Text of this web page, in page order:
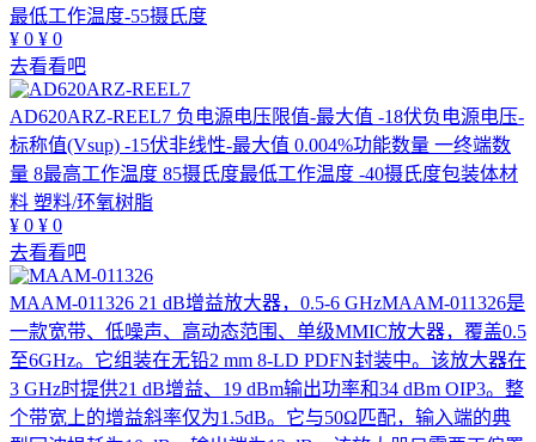
最低工作温度-55摄氏度
¥ 0 ¥ 0
去看看吧
AD620ARZ-REEL7 负电源电压限值-最大值 -18伏负电源电压-
标称值(Vsup) -15伏非线性-最大值 0.004%功能数量 一终端数
量 8最高工作温度 85摄氏度最低工作温度 -40摄氏度包装体材
料 塑料/环氧树脂
¥ 0 ¥ 0
去看看吧
MAAM-011326 21 dB增益放大器，0.5-6 GHzMAAM-011326是
一款宽带、低噪声、高动态范围、单级MMIC放大器，覆盖0.5
至6GHz。它组装在无铅2 mm 8-LD PDFN封装中。该放大器在
3 GHz时提供21 dB增益、19 dBm输出功率和34 dBm OIP3。整
个带宽上的增益斜率仅为1.5dB。它与50Ω匹配，输入端的典